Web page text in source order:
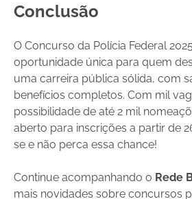
Conclusão
O Concurso da Polícia Federal
oportunidade única para quem
uma carreira pública sólida, com
benefícios completos. Com mil
possibilidade de até 2 mil
aberto para inscrições a partir de
se e não perca essa chance!
Continue acompanhando o Rede
mais novidades sobre concursos